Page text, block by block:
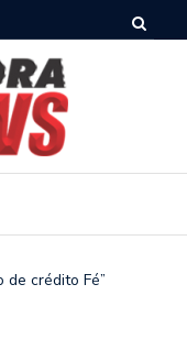
de crédito Fé”